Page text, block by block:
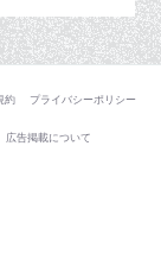
約 プライバシーポリシー
広告掲載について